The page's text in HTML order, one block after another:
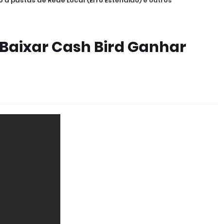
Cash Bird Ganhar